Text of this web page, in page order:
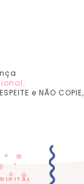
.
e NÃO COPIE,